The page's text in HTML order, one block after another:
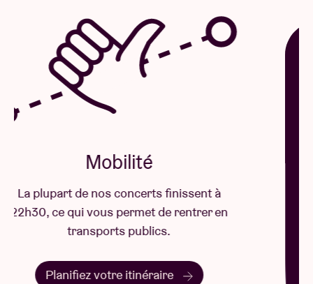
Mobilité
La plupart de nos concerts finissent à
22h30, ce qui vous permet de rentrer en
transports publics.
Planifiez votre itinéraire